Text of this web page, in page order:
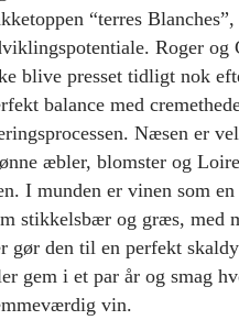
“terres
Roger og
blive presset tidligt nok
balance med
Næsen er
æbler, blomster og
I munden er vinen som
stikkelsbær og græs, med
gør den til en perfekt
gem i et par år og smag
vin.